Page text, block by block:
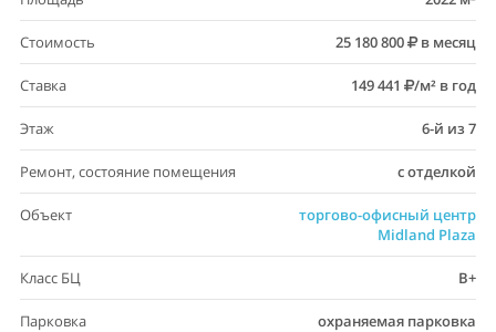
Стоимость 25 180 800 в месяц
Ставка 149 441 /м² в год
Этаж 6-й из 7
Ремонт, состояние помещения с отделкой
Объект
торгово-офисный центр
Midland Plaza
Класс БЦ B+
Парковка охраняемая парковка